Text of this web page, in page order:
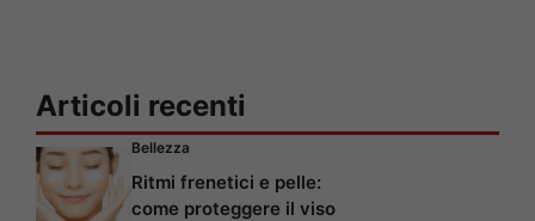
Articoli recenti
Bellezza
Ritmi frenetici e pelle:
come proteggere il viso